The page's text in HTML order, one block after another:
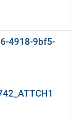
4918-9bf5-